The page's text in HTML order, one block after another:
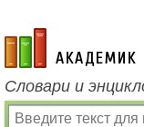
academic.ru
Словари и